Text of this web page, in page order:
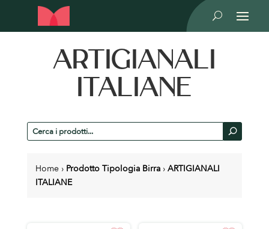
U
ARTIGIANALI
ITALIANE
Cerca
prodotti
U
Home › Prodotto Tipologia Birra › ARTIGIANALI
ITALIANE